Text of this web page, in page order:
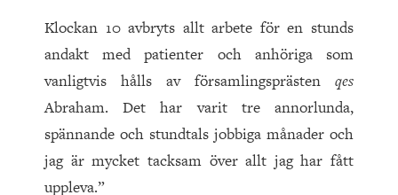
Klockan 10 avbryts allt arbete för en stunds
andakt med patienter och anhöriga som
vanligtvis hålls av församlingsprästen qes
Abraham. Det har varit tre annorlunda,
spännande och stundtals jobbiga månader och
jag är mycket tacksam över allt jag har fått
uppleva.”